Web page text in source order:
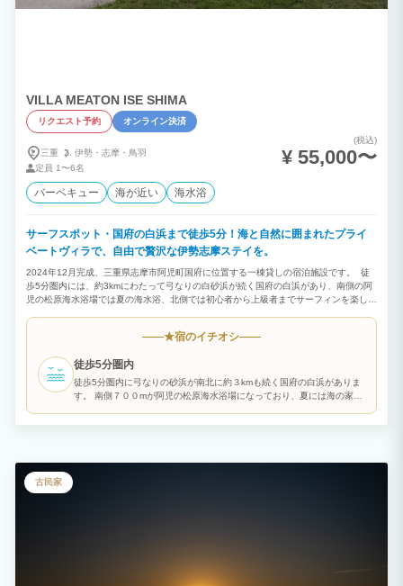
VILLA MEATON ISE SHIMA
リクエスト予約 オンライン決済
三重 伊勢・ 志摩・ 鳥羽
定員 1〜6名
(税込)
¥ 55,000〜
バーベキュー 海が近い 海水浴
サーフスポット・国府の白浜まで徒歩5分！海と自然に囲まれたプライ
ベートヴィラで、自由で贅沢な伊勢志摩ステイを。
2024年12月完成、三重県志摩市阿児町国府に位置する一棟貸しの宿泊施設です。 徒
歩5分圏内には、約3kmにわたって弓なりの白砂浜が続く国府の白浜があり、南側の阿
児の松原海水浴場では夏の海水浴、北側では初心者から上級者までサーフィンを楽しめ
ソファーベッド、温水洗浄トイレ、シャワールーム、セーフティボックス、割り箸、紙
炭用トング(食材及び炭は別途ご用意下さい)を完備。 近鉄鵜方駅から車で約12分、コ
ンビニへ約5分、ドラッグストアへ約10分と滞在にも便利です。 周辺には、英虞湾を
一望できる横山展望台、志摩スペイン村、的矢湾と太平洋を望む安乗埼灯台などがあ
り、海のレジャーと伊勢志摩観光の拠点に適しています。
★宿のイチオシ
徒歩5分圏内
徒歩5分圏内に弓なりの砂浜が南北に約３kmも続く国府の白浜がありま
す。 南側７００mが阿児の松原海水浴場になっており、夏には海の家が
るため、プロからビギナーまでそれぞれのレベルに合った波質のバリエ
古民家